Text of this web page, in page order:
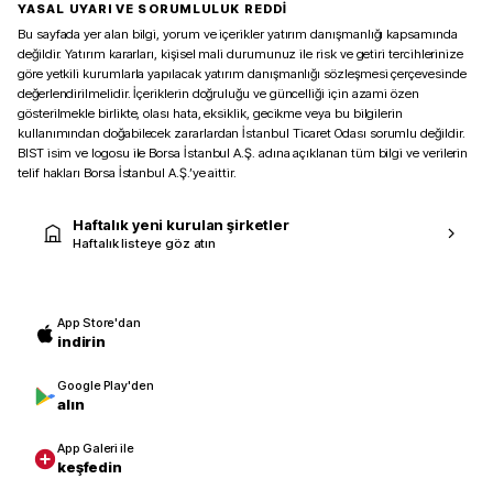
YASAL UYARI VE SORUMLULUK REDDİ
Bu sayfada yer alan bilgi, yorum ve içerikler yatırım danışmanlığı kapsamında
değildir. Yatırım kararları, kişisel mali durumunuz ile risk ve getiri tercihlerinize
göre yetkili kurumlarla yapılacak yatırım danışmanlığı sözleşmesi çerçevesinde
değerlendirilmelidir. İçeriklerin doğruluğu ve güncelliği için azami özen
gösterilmekle birlikte, olası hata, eksiklik, gecikme veya bu bilgilerin
kullanımından doğabilecek zararlardan İstanbul Ticaret Odası sorumlu değildir.
BIST isim ve logosu ile Borsa İstanbul A.Ş. adına açıklanan tüm bilgi ve verilerin
telif hakları Borsa İstanbul A.Ş.’ye aittir.
Haftalık yeni kurulan şirketler
Haftalık listeye göz atın
App Store'dan
indirin
Google Play'den
alın
App Galeri ile
keşfedin